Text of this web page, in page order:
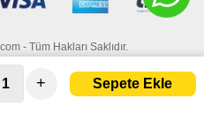
- Tüm Hakları Saklıdır.
+